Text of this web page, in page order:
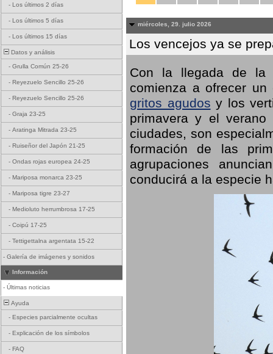
- Los últimos 2 días
- Los últimos 5 días
- Los últimos 15 días
Datos y análisis
- Grulla Común 25-26
- Reyezuelo Sencillo 25-26
- Reyezuelo Sencillo 25-26
- Graja 23-25
- Aratinga Mitrada 23-25
- Ruiseñor del Japón 21-25
- Ondas rojas europea 24-25
- Mariposa monarca 23-25
- Mariposa tigre 23-27
- Medioluto herrumbrosa 17-25
- Coipú 17-25
- Tettigettalna argentata 15-22
- Galería de imágenes y sonidos
Información
- Últimas noticias
Ayuda
- Especies parcialmente ocultas
- Explicación de los símbolos
- FAQ
miércoles, 29. julio 2026
Los vencejos ya se
Con la llegada de la
comienza a ofrecer un
gritos agudos y los
primavera y el
ciudades, son
formación de las
agrupaciones
conducirá a la especie